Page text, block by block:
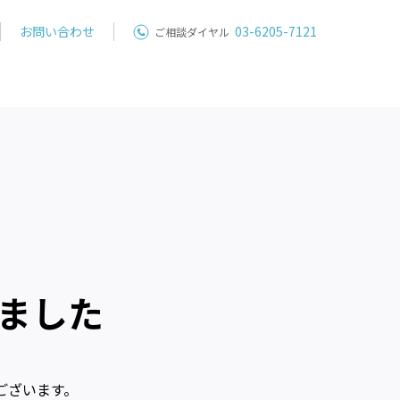
お問い合わせ ご相談ダイヤル 03-6205-7121
した
います。